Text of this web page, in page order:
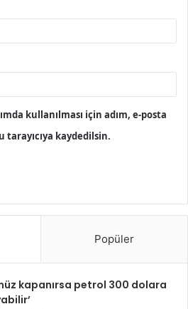
kullanılması için adım, e-posta
tarayıcıya kaydedilsin.
Popüler
kapanırsa petrol 300 dolara